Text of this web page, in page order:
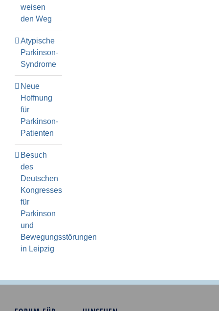
weisen
den Weg
Atypische
Parkinson-
Syndrome
Neue
Hoffnung
für
Parkinson-
Patienten
Besuch
des
Deutschen
Kongresses
für
Parkinson
und
Bewegungsstörungen
in Leipzig